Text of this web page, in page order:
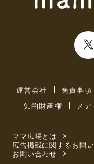
運営会社 免責事項
知的財産権
メ
ママ広場とは
広告掲載に関するお問
お問い合わせ